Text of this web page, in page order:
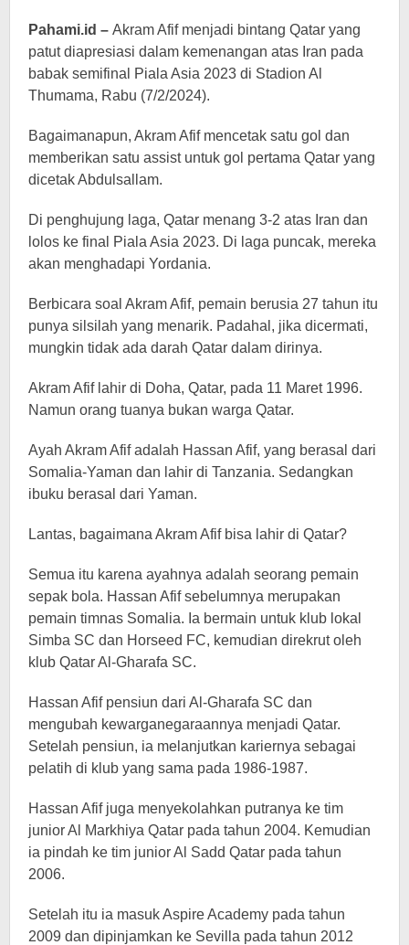
Pahami.id – Akram Afif menjadi bintang Qatar yang
patut diapresiasi dalam kemenangan atas Iran pada
babak semifinal Piala Asia 2023 di Stadion Al
Thumama, Rabu (7/2/2024).
Bagaimanapun, Akram Afif mencetak satu gol dan
memberikan satu assist untuk gol pertama Qatar yang
dicetak Abdulsallam.
Di penghujung laga, Qatar menang 3-2 atas Iran dan
lolos ke final Piala Asia 2023. Di laga puncak, mereka
akan menghadapi Yordania.
Berbicara soal Akram Afif, pemain berusia 27 tahun itu
punya silsilah yang menarik. Padahal, jika dicermati,
mungkin tidak ada darah Qatar dalam dirinya.
Akram Afif lahir di Doha, Qatar, pada 11 Maret 1996.
Namun orang tuanya bukan warga Qatar.
Ayah Akram Afif adalah Hassan Afif, yang berasal dari
Somalia-Yaman dan lahir di Tanzania. Sedangkan
ibuku berasal dari Yaman.
Lantas, bagaimana Akram Afif bisa lahir di Qatar?
Semua itu karena ayahnya adalah seorang pemain
sepak bola. Hassan Afif sebelumnya merupakan
pemain timnas Somalia. Ia bermain untuk klub lokal
Simba SC dan Horseed FC, kemudian direkrut oleh
klub Qatar Al-Gharafa SC.
Hassan Afif pensiun dari Al-Gharafa SC dan
mengubah kewarganegaraannya menjadi Qatar.
Setelah pensiun, ia melanjutkan kariernya sebagai
pelatih di klub yang sama pada 1986-1987.
Hassan Afif juga menyekolahkan putranya ke tim
junior Al Markhiya Qatar pada tahun 2004. Kemudian
ia pindah ke tim junior Al Sadd Qatar pada tahun
2006.
Setelah itu ia masuk Aspire Academy pada tahun
2009 dan dipinjamkan ke Sevilla pada tahun 2012